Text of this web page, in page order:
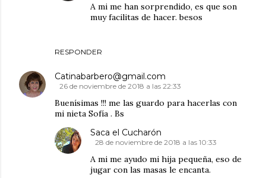
RESPONDER
A mi me han sorprendido, es que son
muy facilitas de hacer. besos
Catinabarbero@gmail.com
26 de noviembre de 2018 a las 22:33
Buenísimas !!! me las guardo para hacerlas con
mi nieta Sofía . Bs
Saca el Cucharón
28 de noviembre de 2018 a las 10:33
A mi me ayudo mi hija pequeña, eso de
jugar con las masas le encanta.